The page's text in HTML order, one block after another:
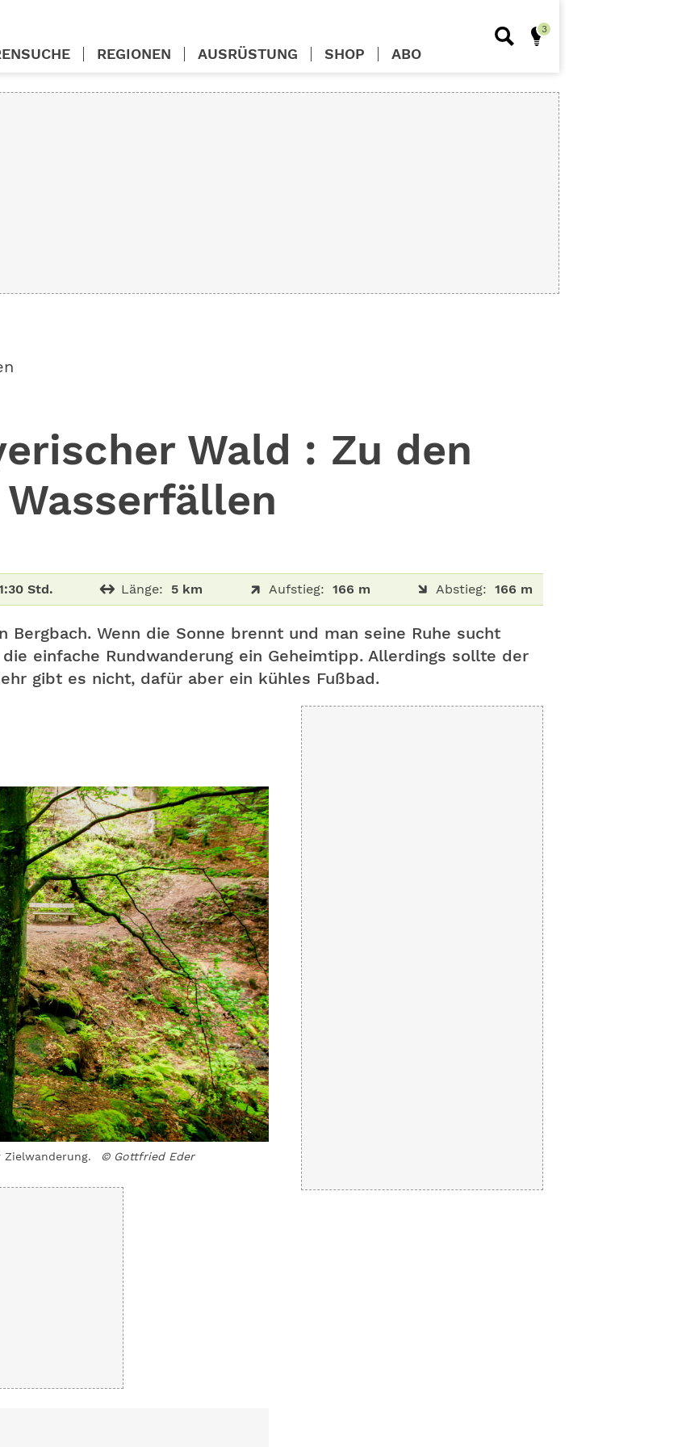
Wald : Zu den
Std. Länge: 5 km Aufstieg: 166 m Abstieg: 166 m
Bergbach. Wenn die Sonne brennt und man seine Ruhe sucht
einfache Rundwanderung ein Geheimtipp. Allerdings sollte der
gibt es nicht, dafür aber ein kühles Fußbad.
© Gottfried Eder
REGIONEN AUSRÜSTUNG SHOP ABO